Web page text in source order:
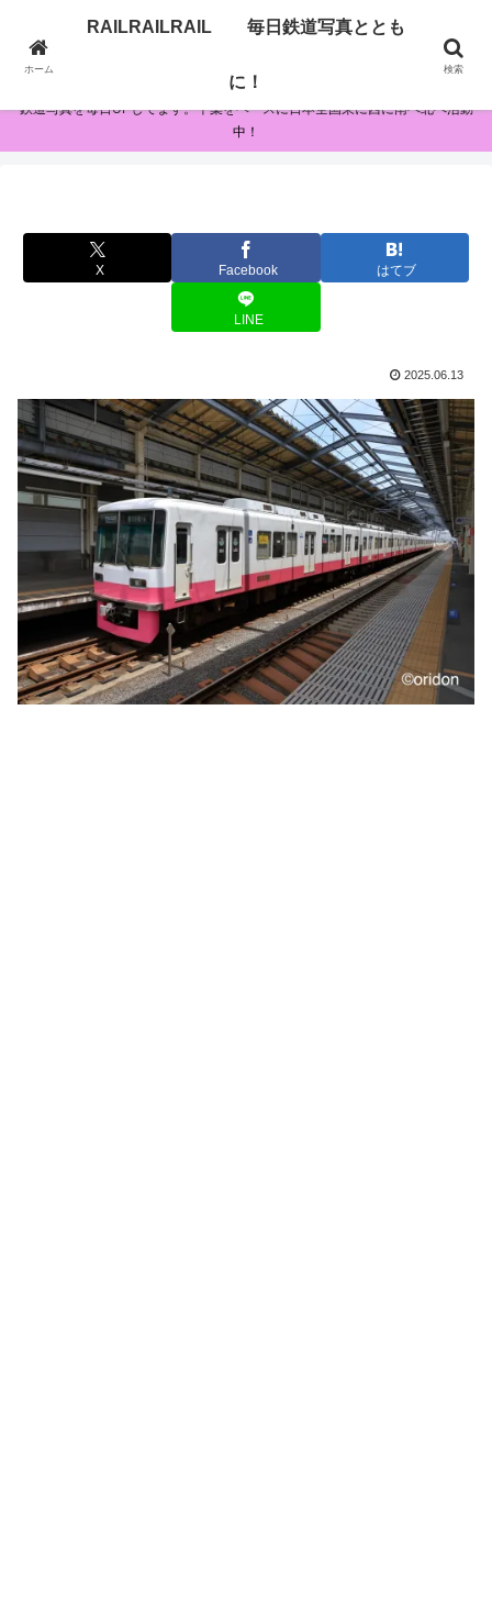
RAILRAILRAIL 毎日鉄道写真とともに！
鉄道写真を毎日UPしてます。千葉をベースに日本全国東に西に南へ北へ活動
中！
X Facebook はてブ
LINE
2025.06.13
ホーム
RAILRAILRAIL 毎日鉄道写真ととも
に！
検索